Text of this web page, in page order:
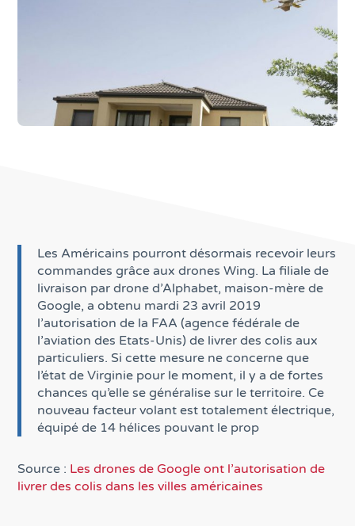
Les Américains pourront désormais recevoir leurs
commandes grâce aux drones Wing. La filiale de
livraison par drone d’Alphabet, maison-mère de
Google, a obtenu mardi 23 avril 2019
l’autorisation de la FAA (agence fédérale de
l’aviation des Etats-Unis) de livrer des colis aux
particuliers. Si cette mesure ne concerne que
l’état de Virginie pour le moment, il y a de fortes
chances qu’elle se généralise sur le territoire. Ce
nouveau facteur volant est totalement électrique,
équipé de 14 hélices pouvant le prop
Source : Les drones de Google ont l’autorisation de
livrer des colis dans les villes américaines